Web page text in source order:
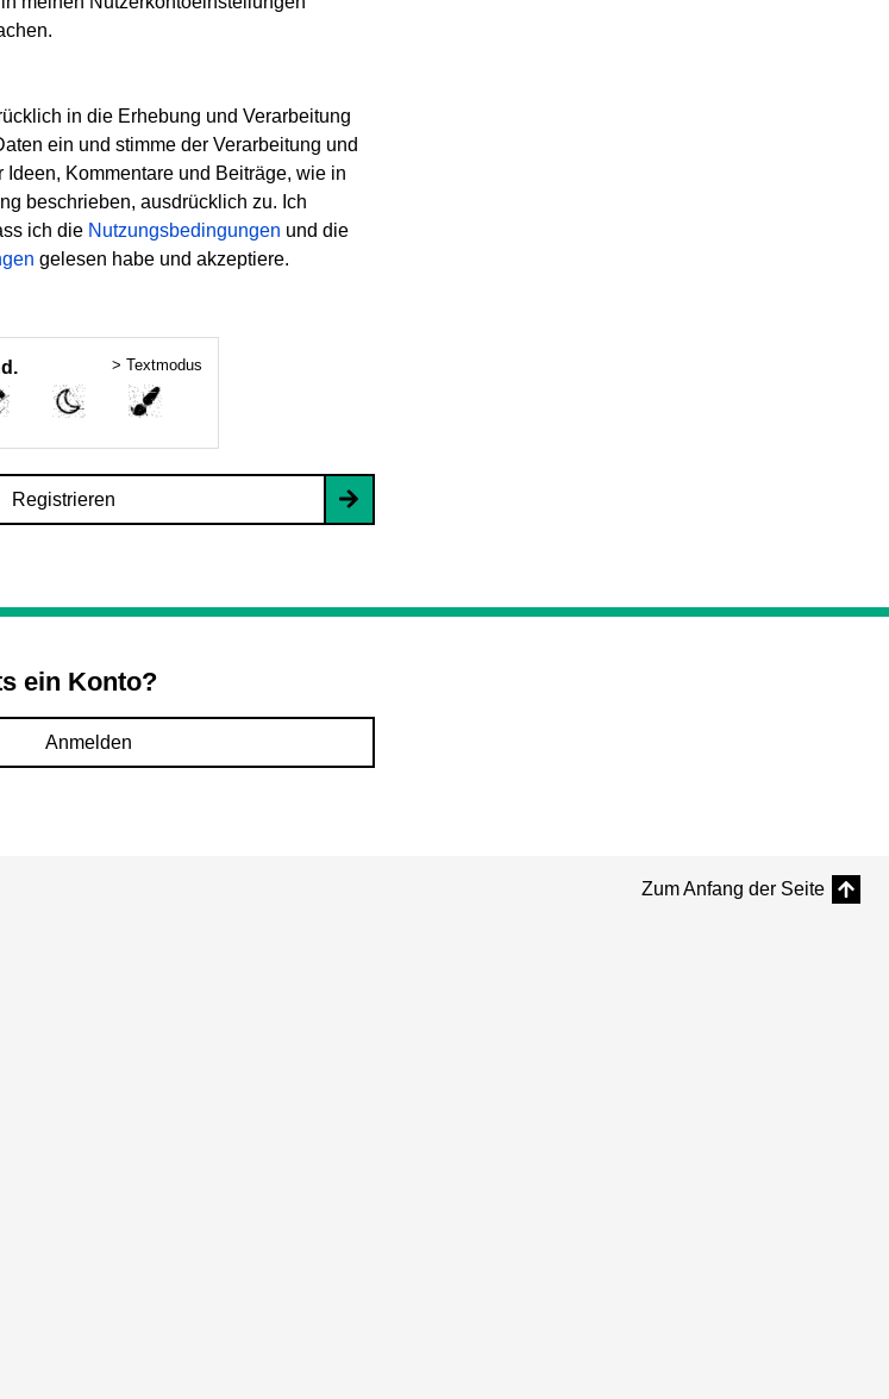
in die Erhebung und Verarbeitung
ein und stimme der Verarbeitung und
Ideen, Kommentare und Beiträge, wie in
beschrieben, ausdrücklich zu. Ich
ich die Nutzungsbedingungen und die
gelesen habe und akzeptiere.
> Textmodus
Registrieren
ein Konto?
Anmelden
Zum Anfang der Seite